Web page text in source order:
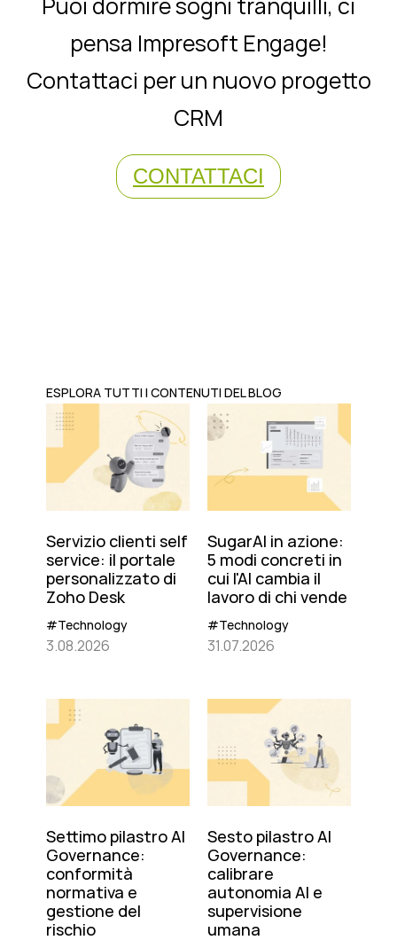
pensa Impresoft Engage!
Contattaci per un nuovo progetto
CRM
CONTATTACI
ESPLORA TUTTI I CONTENUTI DEL BLOG
Servizio clienti self
service: il portale
personalizzato di
Zoho Desk
#Technology
3.08.2026
SugarAI in azione:
5 modi concreti in
cui l'AI cambia il
lavoro di chi vende
#Technology
31.07.2026
Settimo pilastro AI
Governance:
conformità
normativa e
gestione del
rischio
Sesto pilastro AI
Governance:
calibrare
autonomia AI e
supervisione
umana